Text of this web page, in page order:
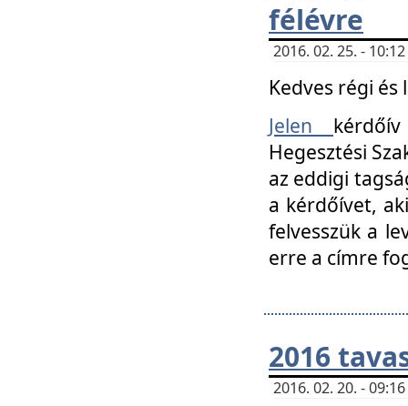
félévre
2016. 02. 25. -
Kedves régi
Jelen
Hegesztési
az eddigi
a kérdőívet,
felvesszük a
erre a címre
2016
2016. 02. 20. -